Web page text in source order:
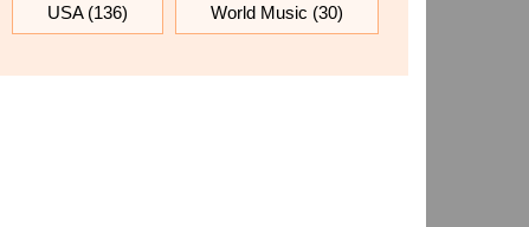
USA(136) World Music (30)